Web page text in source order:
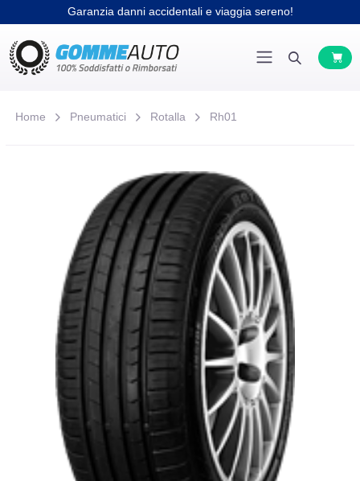
Garanzia danni accidentali e viaggia sereno!
Home Pneumatici Rotalla Rh01